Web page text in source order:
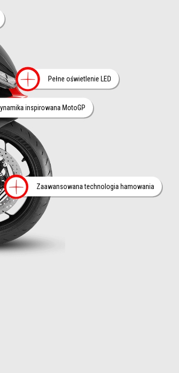
Więcej
Pełne oświetlenie LED
na
na
Więcej
Zaawansowana technologia hamowania
informacji na
inspirowana MotoGP